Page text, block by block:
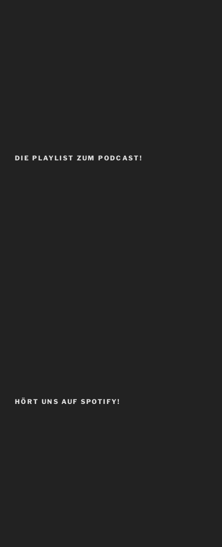
DIE PLAYLIST ZUM PODCAST!
HÖRT UNS AUF SPOTIFY!